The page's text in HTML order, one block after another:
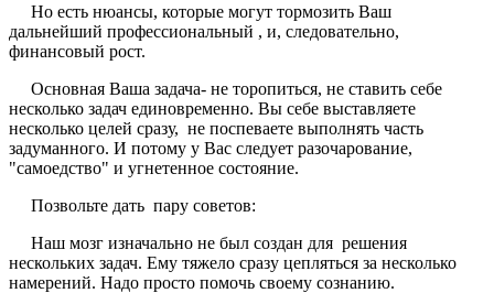
Но есть нюансы, которые могут тормозить Ваш
дальнейший профессиональный , и, следовательно,
финансовый рост.
Основная Ваша задача- не торопиться, не ставить себе
несколько задач единовременно. Вы себе выставляете
несколько целей сразу, не поспеваете выполнять часть
задуманного. И потому у Вас следует разочарование,
"самоедство" и угнетенное состояние.
Позвольте дать пару советов:
Наш мозг изначально не был создан для решения
нескольких задач. Ему тяжело сразу цепляться за несколько
намерений. Надо просто помочь своему сознанию.